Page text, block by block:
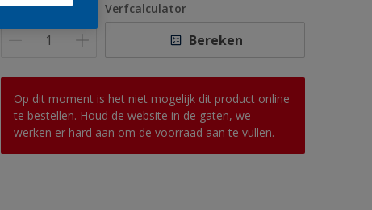
Aantal Verfcalculator
Bereken
Op dit moment is het niet mogelijk dit product online
te bestellen. Houd de website in de gaten, we
werken er hard aan om de voorraad aan te vullen.